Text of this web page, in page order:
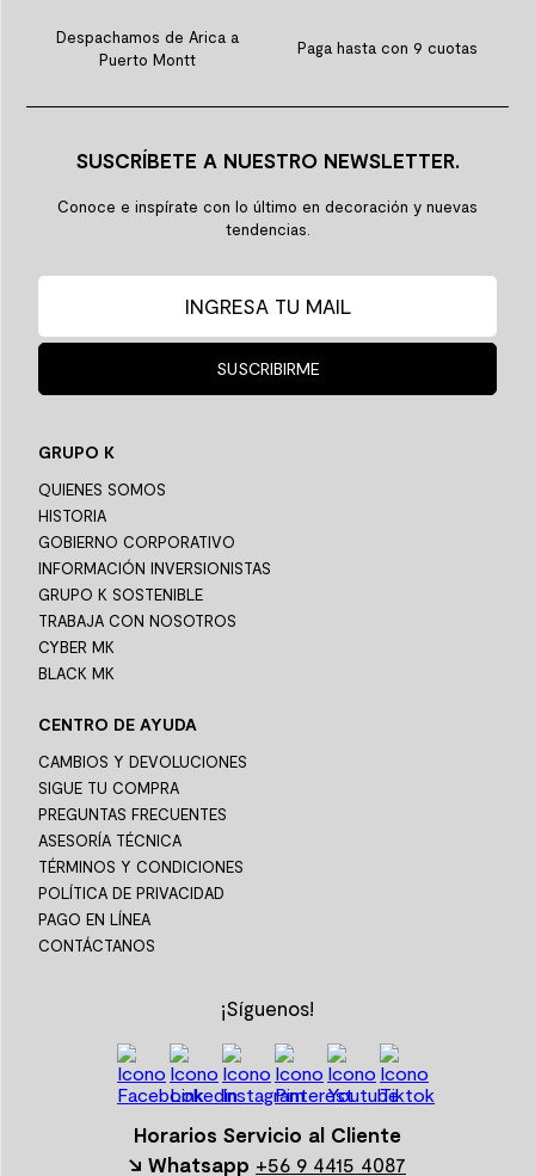
Despachamos de Arica a
Puerto Montt
Paga hasta con 9 cuotas
SUSCRÍBETE A NUESTRO NEWSLETTER.
Conoce e inspírate con lo último en decoración y nuevas
tendencias.
SUSCRIBIRME
GRUPO K
QUIENES SOMOS
HISTORIA
GOBIERNO CORPORATIVO
INFORMACIÓN INVERSIONISTAS
GRUPO K SOSTENIBLE
TRABAJA CON NOSOTROS
CYBER MK
BLACK MK
CENTRO DE AYUDA
CAMBIOS Y DEVOLUCIONES
SIGUE TU COMPRA
PREGUNTAS FRECUENTES
ASESORÍA TÉCNICA
TÉRMINOS Y CONDICIONES
POLÍTICA DE PRIVACIDAD
PAGO EN LÍNEA
CONTÁCTANOS
¡Síguenos!
Horarios Servicio al Cliente
↘ Whatsapp +56 9 4415 4087